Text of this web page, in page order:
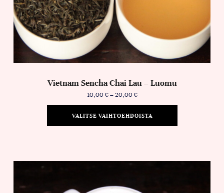
Vietnam Sencha Chai Lau – Luomu
10,00 € – 20,00 €
VALITSE VAIHTOEHDOISTA